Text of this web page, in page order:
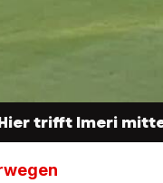
trifft Imeri